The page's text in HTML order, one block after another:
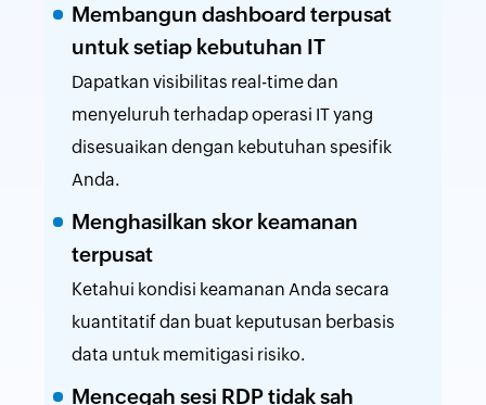
Membangun dashboard terpusat
untuk setiap kebutuhan IT
Dapatkan visibilitas real-time dan
menyeluruh terhadap operasi IT yang
disesuaikan dengan kebutuhan spesifik
Anda.
Menghasilkan skor keamanan
terpusat
Ketahui kondisi keamanan Anda secara
kuantitatif dan buat keputusan berbasis
data untuk memitigasi risiko.
Mencegah sesi RDP tidak sah